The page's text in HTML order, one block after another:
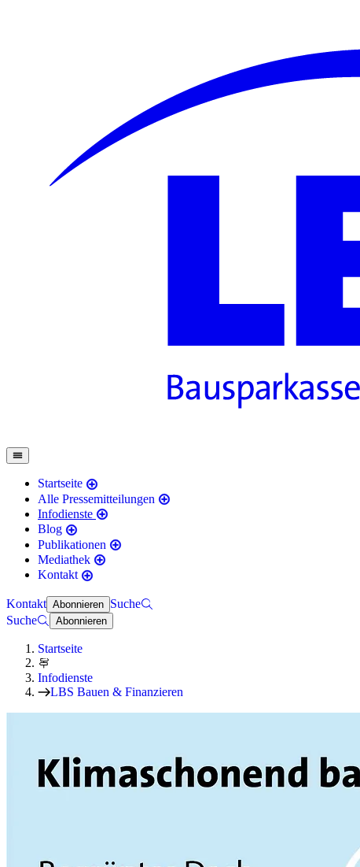
Startseite
Alle Pressemitteilungen
Infodienste
Blog
Publikationen
Mediathek
Kontakt
Kontakt Abonnieren Suche
Suche
Abonnieren
Startseite
Infodienste
LBS Bauen & Finanzieren